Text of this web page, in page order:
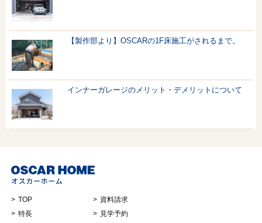
【製作部より】OSCARの1F床施工がされるまで。
インナーガレージのメリット・デメリットについて
TOP
特長
資料請求
見学予約